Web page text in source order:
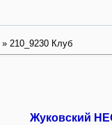
» 210_9230 Клуб
Жуковский